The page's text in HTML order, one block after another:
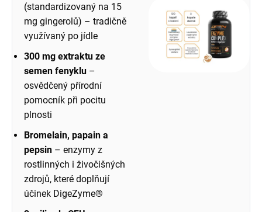
(standardizovaný na 15
mg gingerolů) – tradičně
využívaný po jídle
300 mg extraktu ze
semen fenyklu –
osvědčený přírodní
pomocník při pocitu
plnosti
Bromelain, papain a
pepsin – enzymy z
rostlinných i živočišných
zdrojů, které doplňují
účinek DigeZyme®